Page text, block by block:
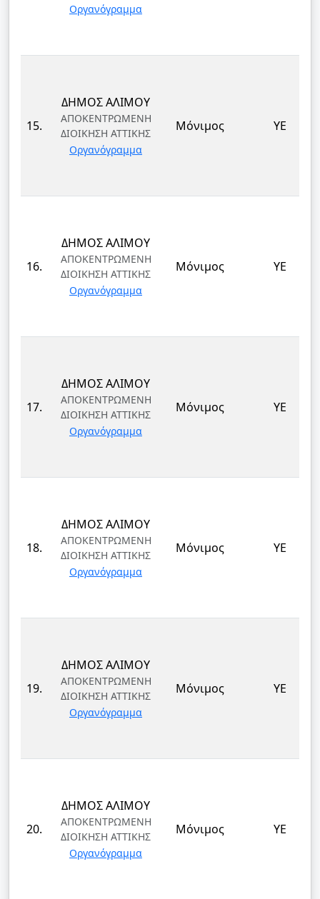
Οργανόγραμμα
15.
ΔΗΜΟΣ ΑΛΙΜΟΥ
ΑΠΟΚΕΝΤΡΩΜΕΝΗ
ΔΙΟΙΚΗΣΗ ΑΤΤΙΚΗΣ
Οργανόγραμμα
Μόνιμος ΥΕ
16.
ΔΗΜΟΣ ΑΛΙΜΟΥ
ΑΠΟΚΕΝΤΡΩΜΕΝΗ
ΔΙΟΙΚΗΣΗ ΑΤΤΙΚΗΣ
Οργανόγραμμα
Μόνιμος ΥΕ
17.
ΔΗΜΟΣ ΑΛΙΜΟΥ
ΑΠΟΚΕΝΤΡΩΜΕΝΗ
ΔΙΟΙΚΗΣΗ ΑΤΤΙΚΗΣ
Οργανόγραμμα
Μόνιμος ΥΕ
18.
ΔΗΜΟΣ ΑΛΙΜΟΥ
ΑΠΟΚΕΝΤΡΩΜΕΝΗ
ΔΙΟΙΚΗΣΗ ΑΤΤΙΚΗΣ
Οργανόγραμμα
Μόνιμος ΥΕ
19.
ΔΗΜΟΣ ΑΛΙΜΟΥ
ΑΠΟΚΕΝΤΡΩΜΕΝΗ
ΔΙΟΙΚΗΣΗ ΑΤΤΙΚΗΣ
Οργανόγραμμα
Μόνιμος ΥΕ
20.
ΔΗΜΟΣ ΑΛΙΜΟΥ
ΑΠΟΚΕΝΤΡΩΜΕΝΗ
ΔΙΟΙΚΗΣΗ ΑΤΤΙΚΗΣ
Οργανόγραμμα
Μόνιμος ΥΕ